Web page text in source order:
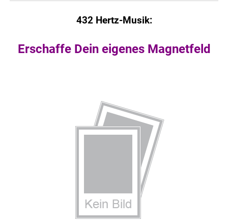
432 Hertz-Musik:
Erschaffe Dein eigenes Magnetfeld